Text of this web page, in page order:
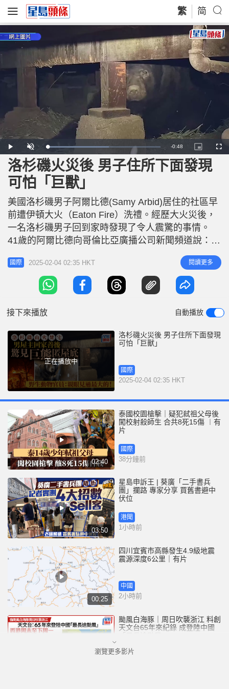
繁 简
P
l
a
y
U
n
m
u
t
e
L
o
a
d
e
d
:
5
4
8
6
R
e
n
i
e
-0:48
P
i
c
t
u
-
P
i
c
t
u
r
e
F
u
洛杉磯火災後 男子住所下面發現
可怕「巨獸」
美國洛杉磯男子阿爾比德(Samy Arbid)居住的社區早
前遭伊頓大火（Eaton Fire）洗禮。經歷大火災後，
一名洛杉磯男子回到家時發現了令人震驚的事情。
41歲的阿爾比德向哥倫比亞廣播公司新聞頻道說：
「我們最終在住所下面的爬行空間，放置了一個帶燈
的環形攝影機，發現下面有一隻大熊。」 據悉那是
一隻體重525磅的大熊，連野生動物官員也認為是所
見過最大的熊之一。阿爾比德對媒體說：「我認為火
國際 2025-02-04 02:35 HKT 閱讀更多
接下來播放 自動播放
正在播放中
洛杉磯火災後 男子住所下面發現
可怕「巨獸」
國際
2025-02-04 02:35 HKT
02:40
泰國校園槍擊｜疑犯弒祖父母後
闖校射殺師生 合共8死15傷 ︱有
片
國際
38分鐘前
03:50
星島申訴王 | 葵廣「二手書兵
團」攔路 專家分享 買舊書避中
伏位
港聞
1小時前
00:25
四川宜賓市高縣發生4.9級地震
震源深度6公里｜有片
中國
2小時前
颱風白海豚｜周日吹襲浙江 料創
天文台65年來紀錄 成登陸中國
「最長途颱風」
港聞
瀏覽更多影片